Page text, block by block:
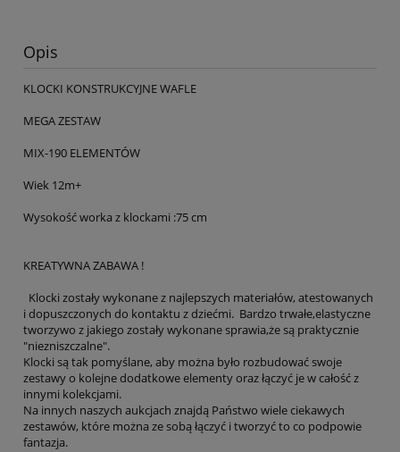
Opis
KLOCKI KONSTRUKCYJNE WAFLE
MEGA ZESTAW
MIX-190 ELEMENTÓW
Wiek 12m+
Wysokość worka z klockami :75 cm
KREATYWNA ZABAWA !
Klocki zostały wykonane z najlepszych materiałów, atestowanych
i dopuszczonych do kontaktu z dziećmi. Bardzo trwałe,elastyczne
tworzywo z jakiego zostały wykonane sprawia,że są praktycznie
"niezniszczalne".
Klocki są tak pomyślane, aby można było rozbudować swoje
zestawy o kolejne dodatkowe elementy oraz łączyć je w całość z
innymi kolekcjami.
Na innych naszych aukcjach znajdą Państwo wiele ciekawych
zestawów, które można ze sobą łączyć i tworzyć to co podpowie
fantazja.